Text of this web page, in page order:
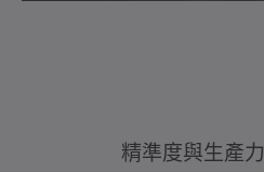
精準度與生產力